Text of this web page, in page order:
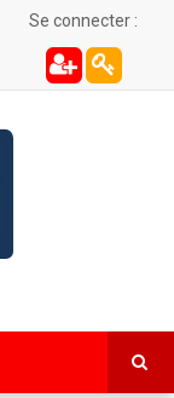
Se connecter :